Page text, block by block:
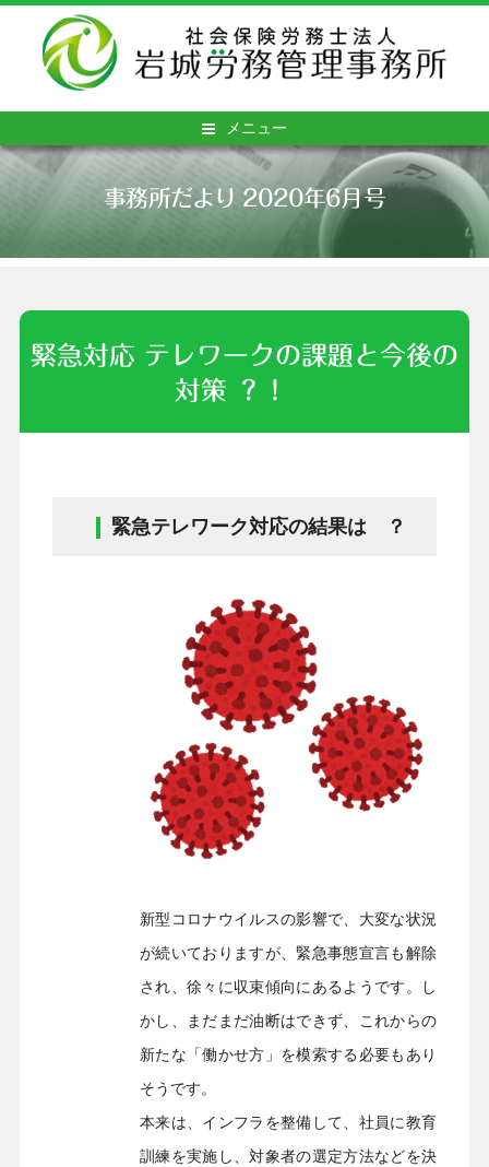
メニュー
事務所だより 2020年6月号
緊急対応 テレワークの課題と今後の
対策 ？！
緊急テレワーク対応の結果は ？
新型コロナウイルスの影響で、大変な状況
が続いておりますが、緊急事態宣言も解除
され、徐々に収束傾向にあるようです。し
かし、まだまだ油断はできず、これからの
新たな「働かせ方」を模索する必要もあり
そうです。
本来は、インフラを整備して、社員に教育
訓練を実施し、対象者の選定方法などを決